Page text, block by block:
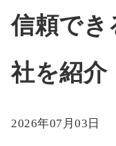
信頼でき
社を紹介
2026年07月03日